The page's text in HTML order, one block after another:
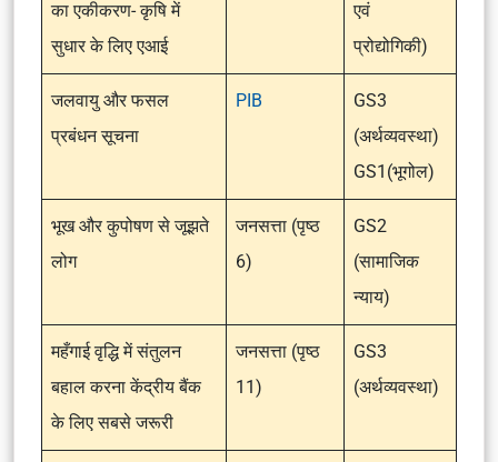
का एकीकरण- कृषि में
सुधार के लिए एआई
एवं
प्रोद्योगिकी)
जलवायु और फसल
प्रबंधन सूचना
PIB
GS3
(अर्थव्यवस्था)
GS1(भूगोल)
भूख और कुपोषण से जूझते
लोग
जनसत्ता (पृष्ठ
6)
GS2
(सामाजिक
न्याय)
महँगाई वृद्धि में संतुलन
बहाल करना केंद्रीय बैंक
के लिए सबसे जरूरी
जनसत्ता (पृष्ठ
11)
GS3
(अर्थव्यवस्था)